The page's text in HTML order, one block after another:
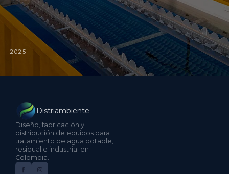
2025
Distriambiente
Diseño, fabricación y
distribución de equipos para
tratamiento de agua potable,
residual e industrial en
Colombia.